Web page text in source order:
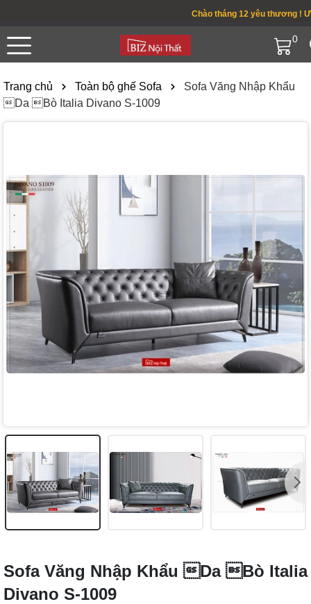
Chào tháng 12 yêu thương ! Ưu
0
Trang chủ Toàn bộ ghế Sofa
Sofa Văng Nhập Khẩu
Da Bò Italia Divano S-1009
Sofa Văng Nhập Khẩu Da Bò Italia
Divano S-1009